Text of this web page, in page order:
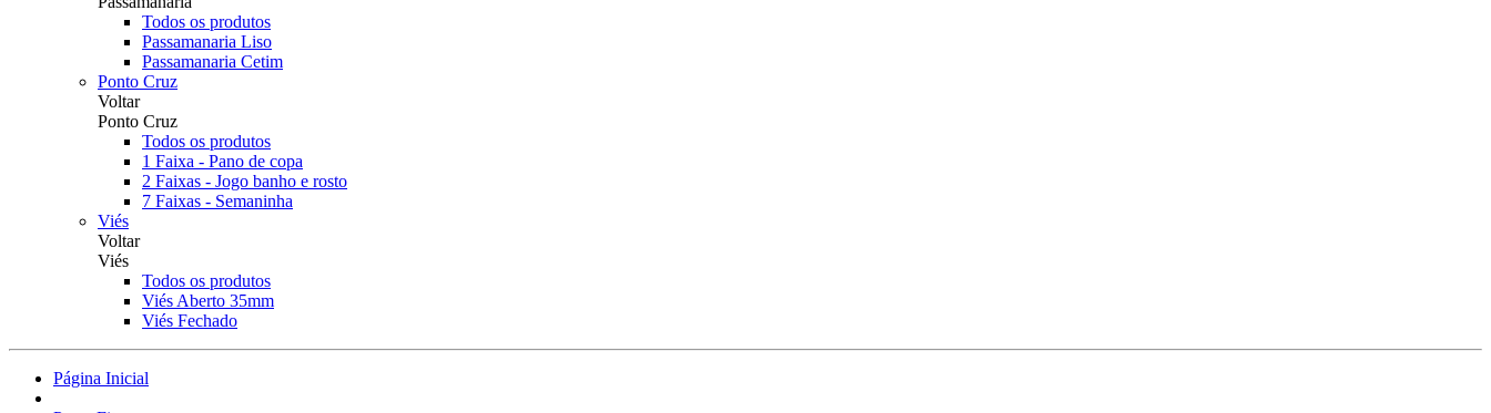
Todos os produtos
Passamanaria Liso
Passamanaria Cetim
Ponto Cruz
Voltar
Ponto Cruz
Todos os produtos
1 Faixa - Pano de copa
2 Faixas - Jogo banho e rosto
7 Faixas - Semaninha
Viés
Voltar
Viés
Todos os produtos
Viés Aberto 35mm
Viés Fechado
Página Inicial